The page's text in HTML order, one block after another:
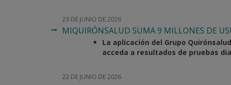
23 DE JUNIO DE 2026
MIQUIRÓNSALUD SUMA 9 MILLONES DE
La aplicación del Grupo
acceda a resultados de pruebas
22 DE JUNIO DE 2026